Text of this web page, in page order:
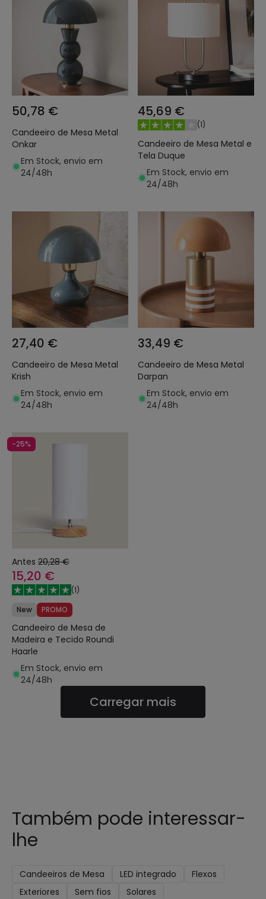
50,78 €
Candeeiro de Mesa Metal
Onkar
Em Stock, envio em
24/48h
45,69 €
(1)
Candeeiro de Mesa Metal e
Tela Duque
Em Stock, envio em
24/48h
27,40 €
Candeeiro de Mesa Metal
Krish
Em Stock, envio em
24/48h
33,49 €
Candeeiro de Mesa Metal
Darpan
Em Stock, envio em
24/48h
-25%
Antes 20,28 €
15,20 €
(1)
New
PROMO
Candeeiro de Mesa de
Madeira e Tecido Roundi
Haarle
Em Stock, envio em
24/48h
Carregar mais
Também pode interessar-
lhe
Candeeiros de Mesa LED integrado
Flexos
Exteriores
Sem fios Solares